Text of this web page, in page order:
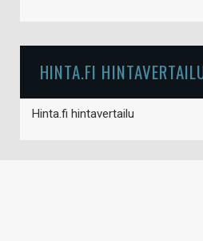
HINTA.FI
Hinta.fi hintavertailu